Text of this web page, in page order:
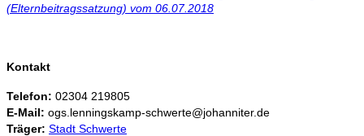
(Elternbeitragssatzung) vom 06.07.2018
Kontakt
Telefon: 02304 219805
E-Mail: ogs.lenningskamp-schwerte@johanniter.de
Träger: Stadt Schwerte